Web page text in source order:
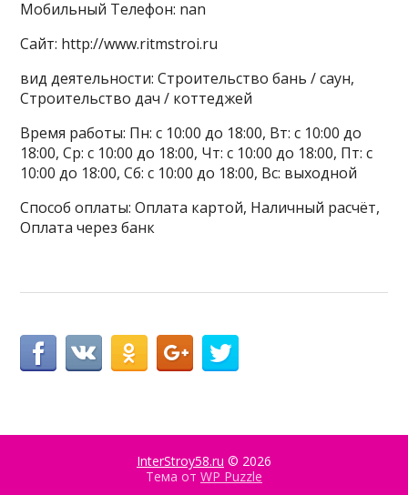
Мобильный Телефон: nan
Сайт: http://www.ritmstroi.ru
вид деятельности: Строительство бань / саун,
Строительство дач / коттеджей
Время работы: Пн: с 10:00 до 18:00, Вт: с 10:00 до
18:00, Ср: с 10:00 до 18:00, Чт: с 10:00 до 18:00, Пт: с
10:00 до 18:00, Сб: с 10:00 до 18:00, Вс: выходной
Способ оплаты: Оплата картой, Наличный расчёт,
Оплата через банк
InterStroy58.ru © 2026
Тема от WP Puzzle